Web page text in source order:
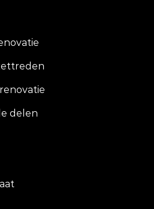
delen